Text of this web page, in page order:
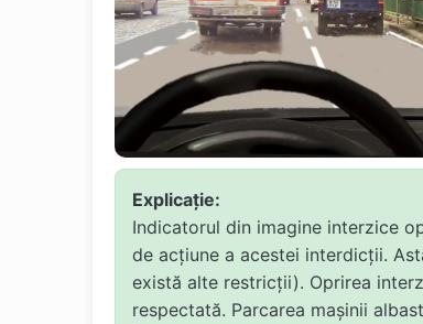
Explicație:
Indicatorul din imagine interzice
de acțiune a acestei interdicții.
există alte restricții). Oprirea
respectată. Parcarea mașinii